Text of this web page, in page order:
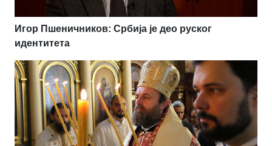
Игор Пшеничников: Србија је део руског
идентитета